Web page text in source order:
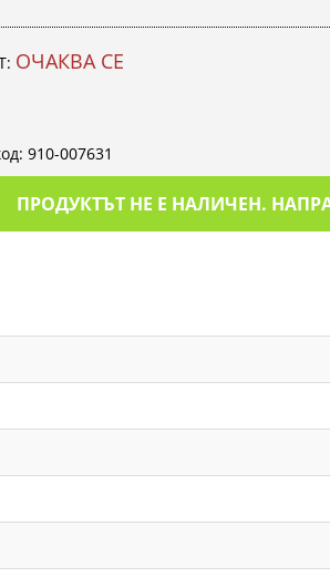
ОЧАКВА СЕ
910-007631
ПРОДУКТЪТ НЕ Е НАЛИЧЕН.